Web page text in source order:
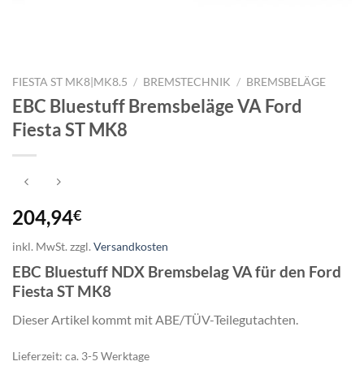
FIESTA ST MK8|MK8.5 / BREMSTECHNIK / BREMSBELÄGE
EBC Bluestuff Bremsbeläge VA Ford
Fiesta ST MK8
204,94€
inkl. MwSt.zzgl.Versandkosten
EBC Bluestuff NDX Bremsbelag VA für den Ford
Fiesta ST MK8
Dieser Artikel kommt mit ABE/TÜV-Teilegutachten.
Lieferzeit: ca. 3-5 Werktage